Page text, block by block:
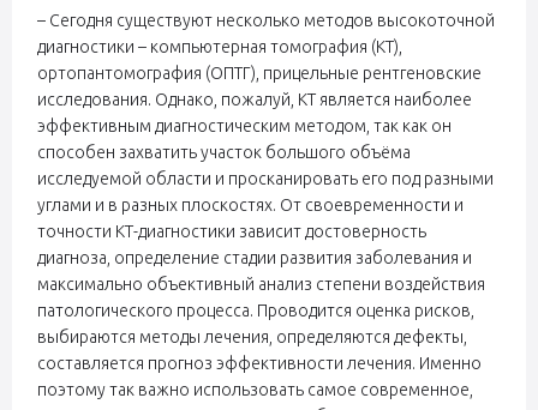
– Сегодня существуют несколько методов высокоточной
диагностики – компьютерная томография (КТ),
ортопантомография (ОПТГ), прицельные рентгеновские
исследования. Однако, пожалуй, КТ является наиболее
эффективным диагностическим методом, так как он
способен захватить участок большого объёма
исследуемой области и просканировать его под разными
углами и в разных плоскостях. От своевременности и
точности КТ-диагностики зависит достоверность
диагноза, определение стадии развития заболевания и
максимально объективный анализ степени воздействия
патологического процесса. Проводится оценка рисков,
выбираются методы лечения, определяются дефекты,
составляется прогноз эффективности лечения. Именно
поэтому так важно использовать самое современное,